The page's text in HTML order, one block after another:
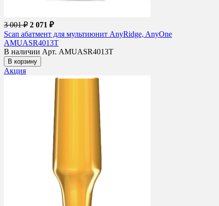
3 001 ₽ 2 071 ₽
Scan абатмент для мультиюнит AnyRidge, AnyOne
AMUASR4013T
В наличии Арт. AMUASR4013T
В корзину
Акция